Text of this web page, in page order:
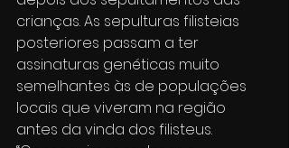
crianças. As sepulturas filisteias
posteriores passam a ter
assinaturas genéticas muito
semelhantes às de populações
locais que viveram na região
antes da vinda dos filisteus.